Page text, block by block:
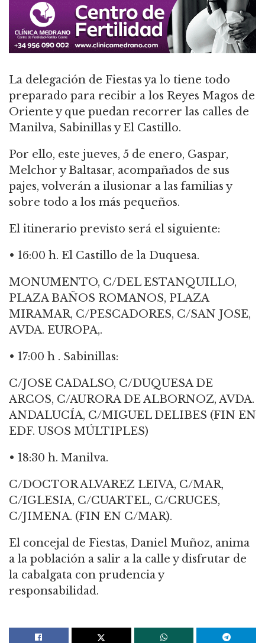
La delegación de Fiestas ya lo tiene todo
preparado para recibir a los Reyes Magos de
Oriente y que puedan recorrer las calles de
Manilva, Sabinillas y El Castillo.
Por ello, este jueves, 5 de enero, Gaspar,
Melchor y Baltasar, acompañados de sus
pajes, volverán a ilusionar a las familias y
sobre todo a los más pequeños.
El itinerario previsto será el siguiente:
• 16:00 h. El Castillo de la Duquesa.
MONUMENTO, C/DEL ESTANQUILLO,
PLAZA BAÑOS ROMANOS, PLAZA
MIRAMAR, C/PESCADORES, C/SAN JOSE,
AVDA. EUROPA,.
• 17:00 h . Sabinillas:
C/JOSE CADALSO, C/DUQUESA DE
ARCOS, C/AURORA DE ALBORNOZ, AVDA.
ANDALUCÍA, C/MIGUEL DELIBES (FIN EN
EDF. USOS MÚLTIPLES)
• 18:30 h. Manilva.
C/DOCTOR ALVAREZ LEIVA, C/MAR,
C/IGLESIA, C/CUARTEL, C/CRUCES,
C/JIMENA. (FIN EN C/MAR).
El concejal de Fiestas, Daniel Muñoz, anima
a la población a salir a la calle y disfrutar de
la cabalgata con prudencia y
responsabilidad.